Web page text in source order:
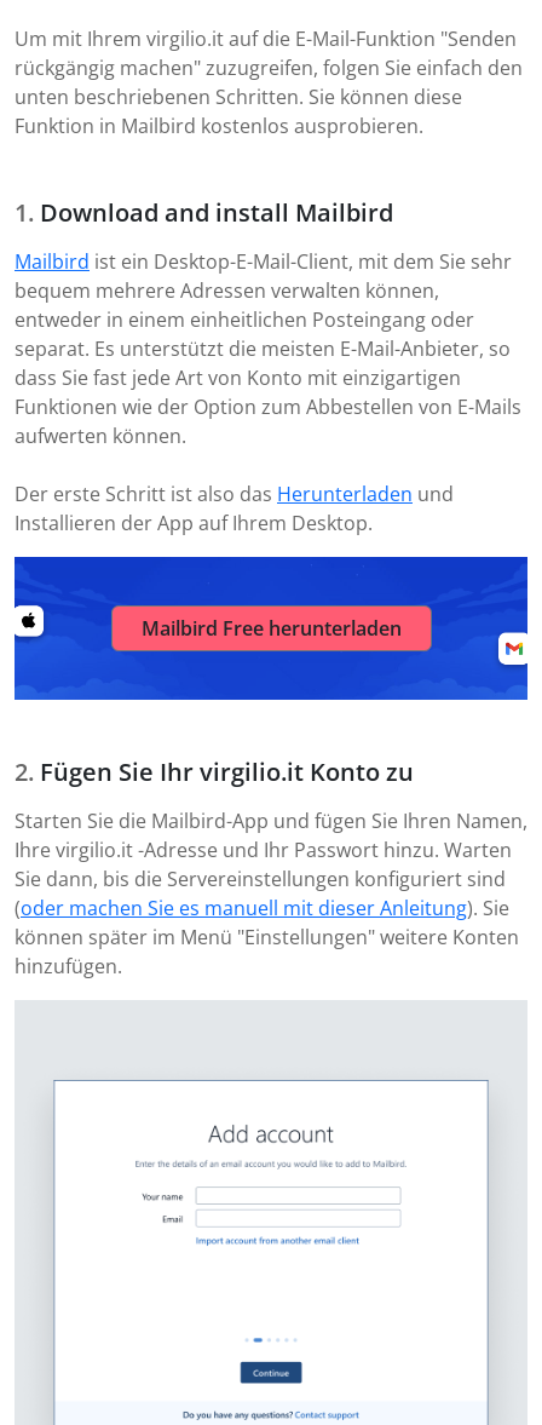
Um mit Ihrem virgilio.it auf die E-Mail-Funktion "Senden
rückgängig machen" zuzugreifen, folgen Sie einfach den
unten beschriebenen Schritten. Sie können diese
Funktion in Mailbird kostenlos ausprobieren.
Download and install Mailbird
Mailbird ist ein Desktop-E-Mail-Client, mit dem Sie sehr
bequem mehrere Adressen verwalten können,
entweder in einem einheitlichen Posteingang oder
separat. Es unterstützt die meisten E-Mail-Anbieter, so
dass Sie fast jede Art von Konto mit einzigartigen
Funktionen wie der Option zum Abbestellen von E-Mails
aufwerten können.
Der erste Schritt ist also das Herunterladen und
Installieren der App auf Ihrem Desktop.
Mailbird Free herunterladen
Fügen Sie Ihr virgilio.it Konto zu
Starten Sie die Mailbird-App und fügen Sie Ihren Namen,
Ihre virgilio.it -Adresse und Ihr Passwort hinzu. Warten
Sie dann, bis die Servereinstellungen konfiguriert sind
(oder machen Sie es manuell mit dieser Anleitung). Sie
können später im Menü "Einstellungen" weitere Konten
hinzufügen.